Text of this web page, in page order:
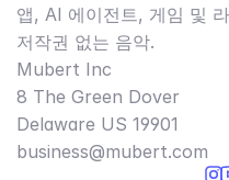
앱, AI 에이전트, 게임 및
저작권 없는 음악.
Mubert Inc
8 The Green Dover
Delaware US 19901​
business@mubert.com